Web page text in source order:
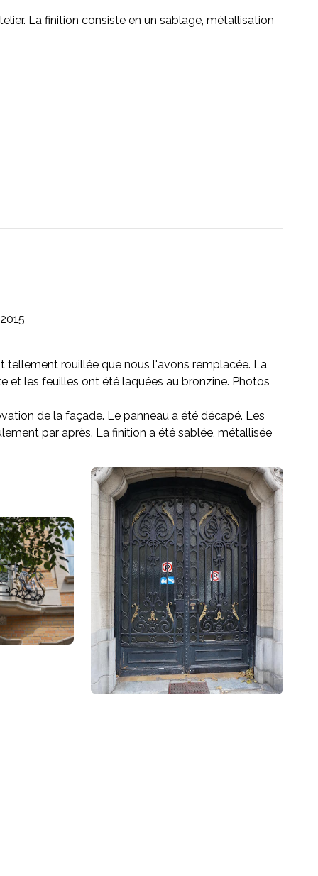
La finition consiste en un sablage, métallisation
2015
tellement rouillée que nous l'avons remplacée. La
et les feuilles ont été laquées au bronzine. Photos
de la façade. Le panneau a été décapé. Les
par après. La finition a été sablée, métallisée